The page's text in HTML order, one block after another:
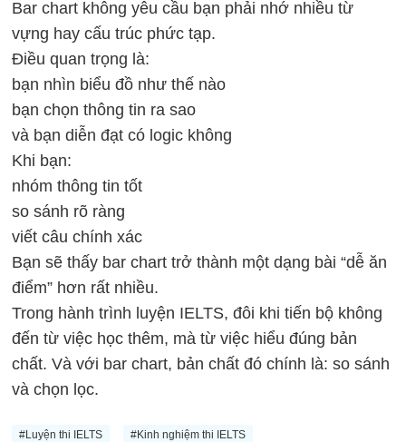
Bar chart không yêu cầu bạn phải nhớ nhiều từ
vựng hay cấu trúc phức tạp.
Điều quan trọng là:
bạn nhìn biểu đồ như thế nào
bạn chọn thông tin ra sao
và bạn diễn đạt có logic không
Khi bạn:
nhóm thông tin tốt
so sánh rõ ràng
viết câu chính xác
Bạn sẽ thấy bar chart trở thành một dạng bài “dễ ăn
điểm” hơn rất nhiều.
Trong hành trình luyện IELTS, đôi khi tiến bộ không
đến từ việc học thêm, mà từ việc hiểu đúng bản
chất. Và với bar chart, bản chất đó chính là: so sánh
và chọn lọc.
#Luyện thi IELTS #Kinh nghiệm thi IELTS